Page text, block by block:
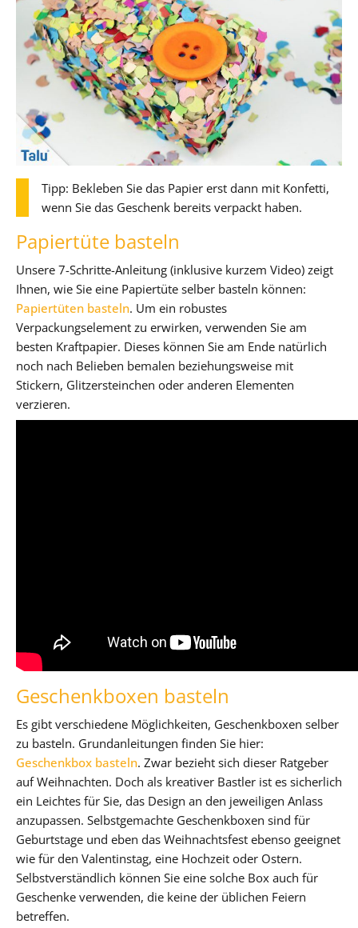
Tipp: Bekleben Sie das Papier erst dann mit Konfetti,
wenn Sie das Geschenk bereits verpackt haben.
Papiertüte basteln
Unsere 7-Schritte-Anleitung (inklusive kurzem Video) zeigt
Ihnen, wie Sie eine Papiertüte selber basteln können:
Papiertüten basteln. Um ein robustes
Verpackungselement zu erwirken, verwenden Sie am
besten Kraftpapier. Dieses können Sie am Ende natürlich
noch nach Belieben bemalen beziehungsweise mit
Stickern, Glitzersteinchen oder anderen Elementen
verzieren.
Geschenkboxen basteln
Es gibt verschiedene Möglichkeiten, Geschenkboxen selber
zu basteln. Grundanleitungen finden Sie hier:
Geschenkbox basteln. Zwar bezieht sich dieser Ratgeber
auf Weihnachten. Doch als kreativer Bastler ist es sicherlich
ein Leichtes für Sie, das Design an den jeweiligen Anlass
anzupassen. Selbstgemachte Geschenkboxen sind für
Geburtstage und eben das Weihnachtsfest ebenso geeignet
wie für den Valentinstag, eine Hochzeit oder Ostern.
Selbstverständlich können Sie eine solche Box auch für
Geschenke verwenden, die keine der üblichen Feiern
betreffen.